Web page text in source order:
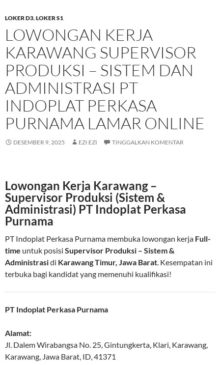
LOKER D3,LOKER S1
LOWONGAN KERJA
KARAWANG SUPERVISOR
PRODUKSI – SISTEM DAN
ADMINISTRASI PT
INDOPLAT PERKASA
PURNAMA LAMAR ONLINE
DESEMBER 9, 2025 EZI EZI TINGGALKAN KOMENTAR
Lowongan Kerja Karawang –
Supervisor Produksi (Sistem &
Administrasi) PT Indoplat Perkasa
Purnama
PT Indoplat Perkasa Purnama membuka lowongan kerja Full-
time untuk posisi Supervisor Produksi – Sistem &
Administrasidi Karawang Timur, Jawa Barat. Kesempatan ini
terbuka bagi kandidat yang memenuhi kualifikasi!
PT Indoplat Perkasa Purnama
Alamat:
Jl. Dalem Wirabangsa No. 25, Gintungkerta, Klari, Karawang,
Karawang, Jawa Barat, ID,41371